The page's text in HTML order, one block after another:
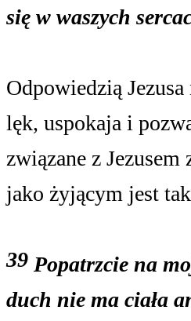
się w waszych
Odpowiedzią
lęk, uspokaja i
związane z
jako żyjącym jest
39 Popatrzcie na
duch nie ma ciała